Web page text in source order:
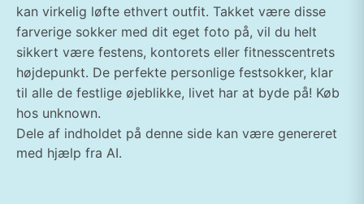
kan virkelig løfte ethvert outfit. Takket være disse
farverige sokker med dit eget foto på, vil du helt
sikkert være festens, kontorets eller fitnesscentrets
højdepunkt. De perfekte personlige festsokker, klar
til alle de festlige øjeblikke, livet har at byde på! Køb
hos unknown.
Dele af indholdet på denne side kan være genereret
med hjælp fra AI.